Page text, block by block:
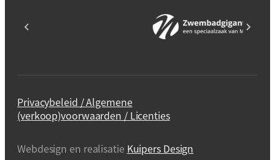
Privacybeleid / Algemene
(verkoop)voorwaarden / Licenties
Webdesign en realisatie Kuipers Design